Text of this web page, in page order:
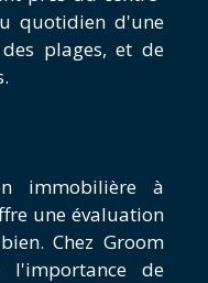
quotidien d'une
plages, et de
immobilière à
une évaluation
Chez Groom
l'importance de